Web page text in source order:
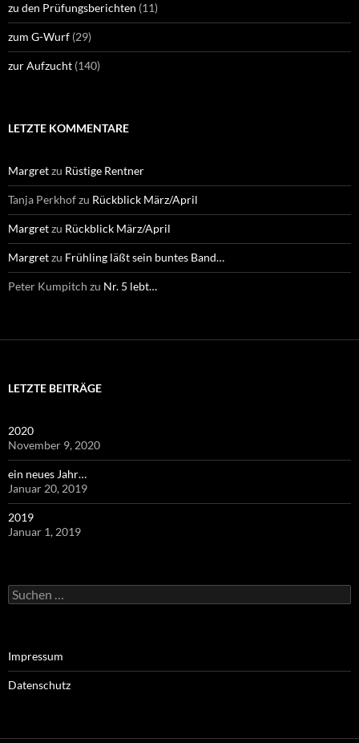
zu den Prüfungsberichten (11)
zum G-Wurf (29)
zur Aufzucht (140)
LETZTE KOMMENTARE
Margretzu Rüstige Rentner
Tanja Perkhofzu Rückblick März/April
Margretzu Rückblick März/April
Margretzu Frühling läßt sein buntes Band…
Peter Kumpitch zu Nr. 5 lebt…
LETZTE BEITRÄGE
2020
November 9, 2020
ein neues Jahr…
Januar 20, 2019
2019
Januar 1, 2019
Suchen
nach:
Impressum
Datenschutz